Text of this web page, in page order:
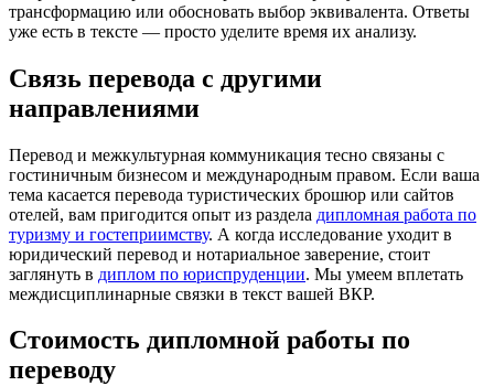
трансформацию или обосновать выбор эквивалента. Ответы
уже есть в тексте — просто уделите время их анализу.
Связь перевода с другими
направлениями
Перевод и межкультурная коммуникация тесно связаны с
гостиничным бизнесом и международным правом. Если ваша
тема касается перевода туристических брошюр или сайтов
отелей, вам пригодится опыт из раздела дипломная работа по
туризму и гостеприимству. А когда исследование уходит в
юридический перевод и нотариальное заверение, стоит
заглянуть в диплом по юриспруденции. Мы умеем вплетать
междисциплинарные связки в текст вашей ВКР.
Стоимость дипломной работы по
переводу